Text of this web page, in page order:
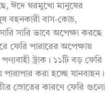
ঈদে ঘরমুখো মানুষের
বহনকারী বাস-কোচ,
সারি ভাবে অপেক্ষা করছে
ফেরি পারারের অপেক্ষায়
ট্রাক। ১১টি বড় ফেরি
করা হচ্ছে যানবাহন।
স্রোতের কারণে ফেরি গুলো